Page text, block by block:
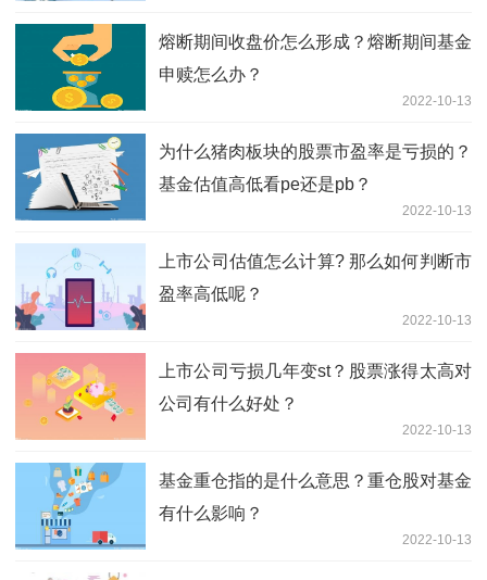
熔断期间收盘价怎么形成？熔断期间基金
申赎怎么办？
2022-10-13
为什么猪肉板块的股票市盈率是亏损的？
基金估值高低看pe还是pb？
2022-10-13
上市公司估值怎么计算? 那么如何判断市
盈率高低呢？
2022-10-13
上市公司亏损几年变st？股票涨得太高对
公司有什么好处？
2022-10-13
基金重仓指的是什么意思？重仓股对基金
有什么影响？
2022-10-13